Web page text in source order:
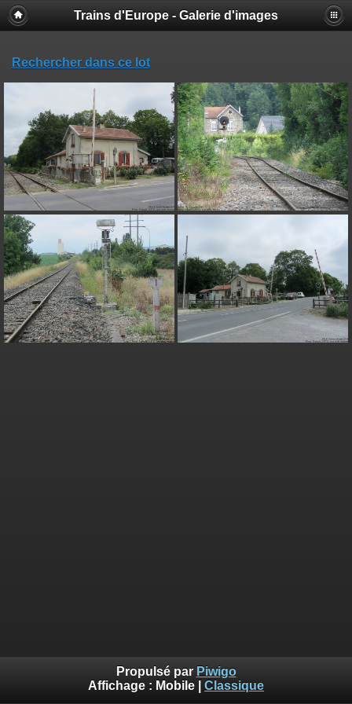
Trains d'Europe - Galerie d'images
Rechercher dans ce lot
Propulsé par Piwigo
Affichage : Mobile Classique